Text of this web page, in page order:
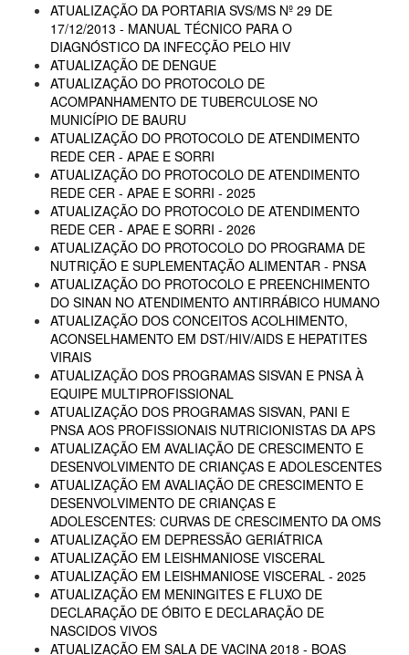
ATUALIZAÇÃO DA PORTARIA SVS/MS Nº 29 DE
17/12/2013 - MANUAL TÉCNICO PARA O
DIAGNÓSTICO DA INFECÇÃO PELO HIV
ATUALIZAÇÃO DE DENGUE
ATUALIZAÇÃO DO PROTOCOLO DE
ACOMPANHAMENTO DE TUBERCULOSE NO
MUNICÍPIO DE BAURU
ATUALIZAÇÃO DO PROTOCOLO DE ATENDIMENTO
REDE CER - APAE E SORRI
ATUALIZAÇÃO DO PROTOCOLO DE ATENDIMENTO
REDE CER - APAE E SORRI - 2025
ATUALIZAÇÃO DO PROTOCOLO DE ATENDIMENTO
REDE CER - APAE E SORRI - 2026
ATUALIZAÇÃO DO PROTOCOLO DO PROGRAMA DE
NUTRIÇÃO E SUPLEMENTAÇÃO ALIMENTAR - PNSA
ATUALIZAÇÃO DO PROTOCOLO E PREENCHIMENTO
DO SINAN NO ATENDIMENTO ANTIRRÁBICO HUMANO
ATUALIZAÇÃO DOS CONCEITOS ACOLHIMENTO,
ACONSELHAMENTO EM DST/HIV/AIDS E HEPATITES
VIRAIS
ATUALIZAÇÃO DOS PROGRAMAS SISVAN E PNSA À
EQUIPE MULTIPROFISSIONAL
ATUALIZAÇÃO DOS PROGRAMAS SISVAN, PANI E
PNSA AOS PROFISSIONAIS NUTRICIONISTAS DA APS
ATUALIZAÇÃO EM AVALIAÇÃO DE CRESCIMENTO E
DESENVOLVIMENTO DE CRIANÇAS E ADOLESCENTES
ATUALIZAÇÃO EM AVALIAÇÃO DE CRESCIMENTO E
DESENVOLVIMENTO DE CRIANÇAS E
ADOLESCENTES: CURVAS DE CRESCIMENTO DA OMS
ATUALIZAÇÃO EM DEPRESSÃO GERIÁTRICA
ATUALIZAÇÃO EM LEISHMANIOSE VISCERAL
ATUALIZAÇÃO EM LEISHMANIOSE VISCERAL - 2025
ATUALIZAÇÃO EM MENINGITES E FLUXO DE
DECLARAÇÃO DE ÓBITO E DECLARAÇÃO DE
NASCIDOS VIVOS
ATUALIZAÇÃO EM SALA DE VACINA 2018 - BOAS